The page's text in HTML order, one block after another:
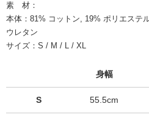
素 材：
本体：81% コットン, 19% ポリエステ
ウレタン
サイズ： S / M / L / XL
身幅
S 55.5cm